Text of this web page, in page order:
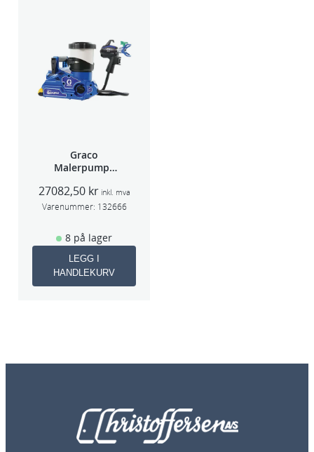
Graco
Malerpumpe
GS20B476
27082,50 kr inkl. mva
Varenummer: 132666
8 på lager
LEGG I
HANDLEKURV